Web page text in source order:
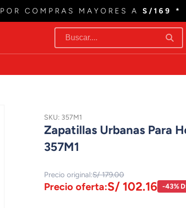
POR COMPRAS MAYORES A S/169 *
SKU: 357M1
Zapatillas Urbanas Para
357M1
Precio original:S/ 179.00
Precio oferta:S/ 102.16 -43%